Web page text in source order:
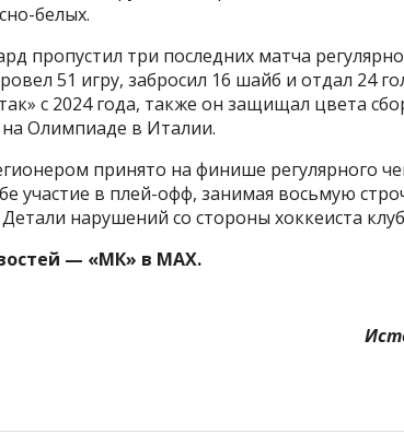
белых.
пропустил три последних матча
51 игру, забросил 16 шайб и отдал 24
с 2024 года, также он защищал цвета
Олимпиаде в Италии.
принято на финише регулярного
участие в плей-офф, занимая восьмую
нарушений со стороны хоккеиста
— «МК» в MAX.